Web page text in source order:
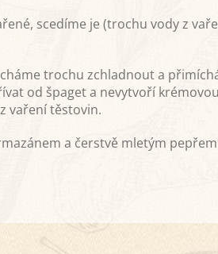
scedíme je (trochu vody z
trochu zchladnout a
od špaget a nevytvoří
vaření těstovin.
a čerstvě mletým